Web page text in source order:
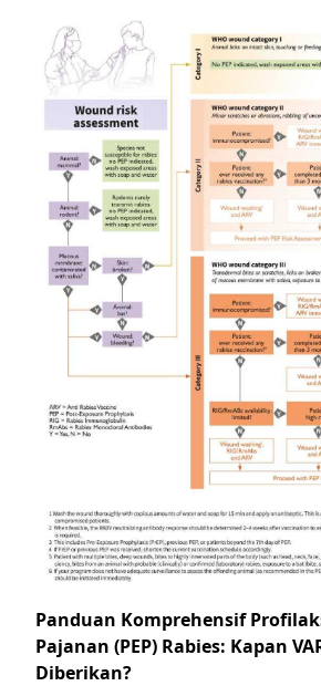
Panduan Komprehensif
Pajanan (PEP) Rabies: Kapan
Diberikan?